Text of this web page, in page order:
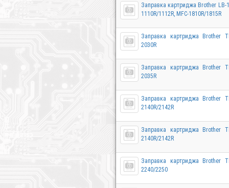
Заправка картриджа Brother LB-
1110R/1112R, MFC-1810R/1815R
Заправка картриджа Brother
2030R
Заправка картриджа Brother
2035R
Заправка картриджа Brother
2140R/2142R
Заправка картриджа Brother
2140R/2142R
Заправка картриджа Brother
2240/2250